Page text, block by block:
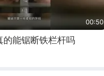
00:50
的能锯断铁栏杆吗